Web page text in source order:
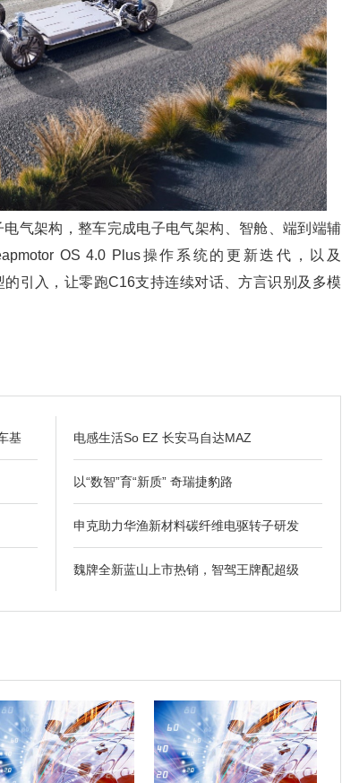
架构，整车完成电子电气架构、智舱、端到端辅
OS 4.0 Plus操作系统的更新迭代，以及
引入，让零跑C16支持连续对话、方言识别及多模
基 电感生活So EZ 长安马自达MAZ
以“数智”育“新质” 奇瑞捷豹路
申克助力华渔新材料碳纤维电驱转子研发
魏牌全新蓝山上市热销，智驾王牌配超级